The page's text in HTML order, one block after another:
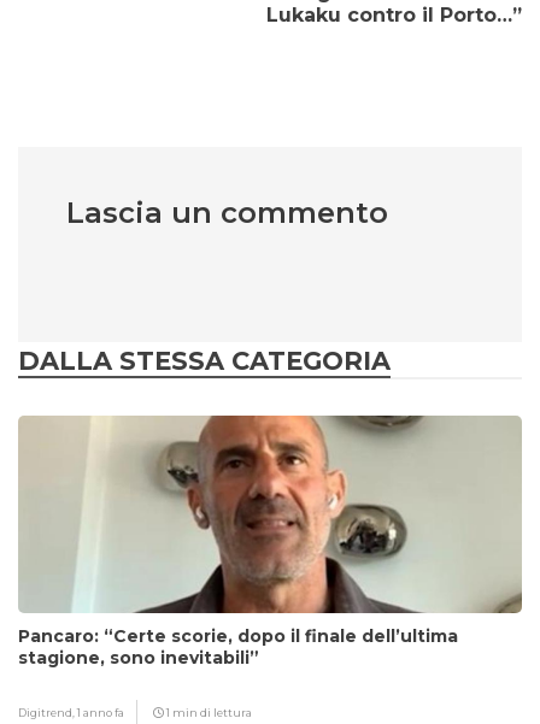
Lukaku contro il Porto…”
Lascia un commento
DALLA STESSA CATEGORIA
Pancaro: “Certe scorie, dopo il finale dell’ultima
stagione, sono inevitabili”
Digitrend,1 anno fa 1 min di lettura